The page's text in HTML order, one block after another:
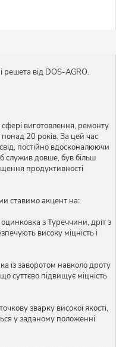
решета від DOS-AGRO.
виготовлення, ремонту
20 років. За цей час
постійно вдосконалюючи
служив довше, був більш
продуктивності
ставимо акцент на:
з Туреччини, дріт з
високу міцність і
із заворотом навколо дроту
суттєво підвищує міцність
зварку високої якості,
у заданому положенні